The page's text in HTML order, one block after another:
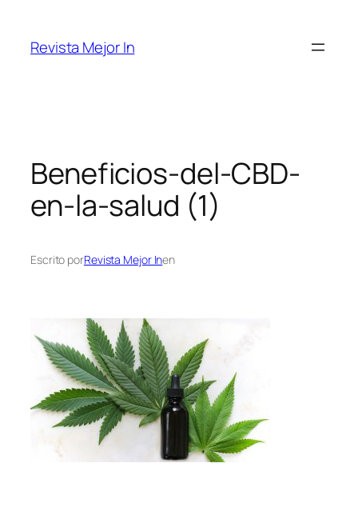
contenido
Revista Mejor In
Beneficios-del-CBD-
en-la-salud (1)
Escrito porRevista Mejor Inen